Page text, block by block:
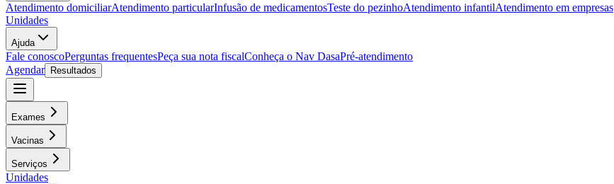
Atendimento domiciliarAtendimento particularInfusão de medicamentosTeste do pezinhoAtendimento infantilAtendimento em empresas
Unidades
Ajuda
Fale conoscoPerguntas frequentesPeça sua nota fiscalConheça o Nav DasaPré-atendimento
Agendar
Resultados
Exames
Vacinas
Serviços
Unidades